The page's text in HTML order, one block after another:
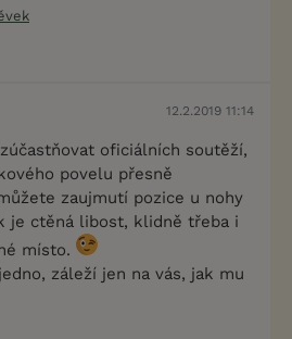
12.2.2019 11:14
oficiálních soutěží,
povelu přesně
zaujmutí pozice u nohy
je ctěná libost, klidně třeba i
místo.
záleží jen na vás, jak mu